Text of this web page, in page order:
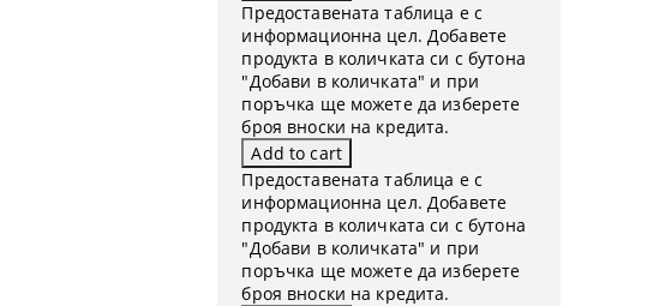
Предоставената таблица е с
информационна цел. Добавете
продукта в количката си с бутона
"Добави в количката" и при
поръчка ще можете да изберете
броя вноски на кредита.
Предоставената таблица е с
информационна цел. Добавете
продукта в количката си с бутона
"Добави в количката" и при
поръчка ще можете да изберете
броя вноски на кредита.